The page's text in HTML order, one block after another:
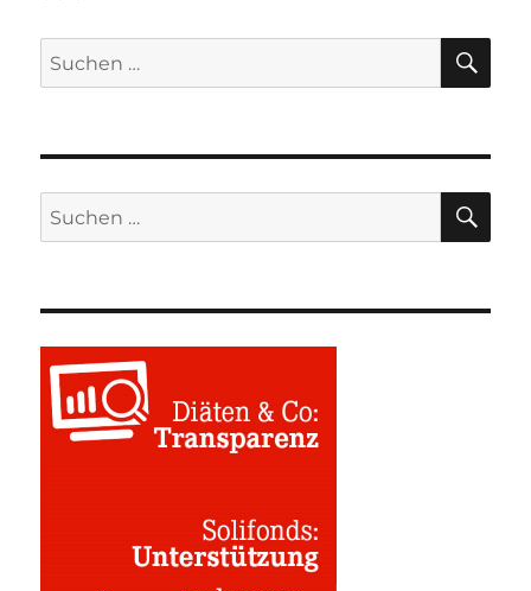
Suchen
nach:
Suchen
nach: